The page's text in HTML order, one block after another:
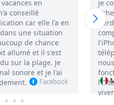
présent. Je l'ai
mon petit ami ait
et nous essayions de
retrouver
son numéro de
éteint. En général,
aimé les
de l'application et
la recommandons
Instagram